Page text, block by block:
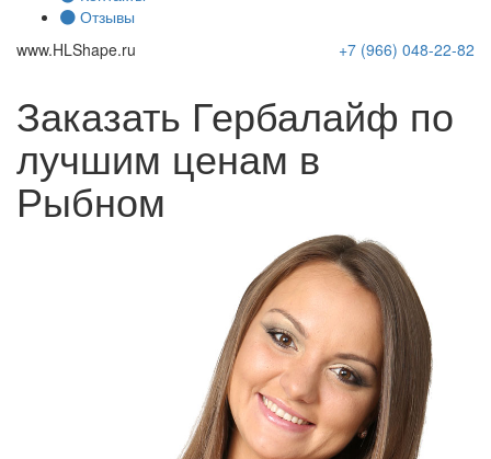
Отзывы
www.HLShape.ru +7 (966) 048-22-82
Заказать Гербалайф по
лучшим ценам в
Рыбном